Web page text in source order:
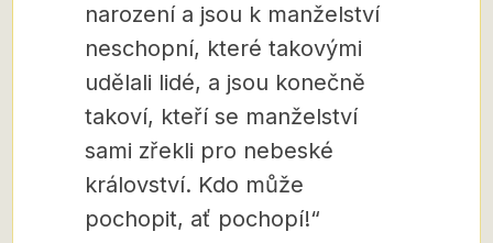
narození a jsou k manželství
neschopní, které takovými
udělali lidé, a jsou konečně
takoví, kteří se manželství
sami zřekli pro nebeské
království. Kdo může
pochopit, ať pochopí!“